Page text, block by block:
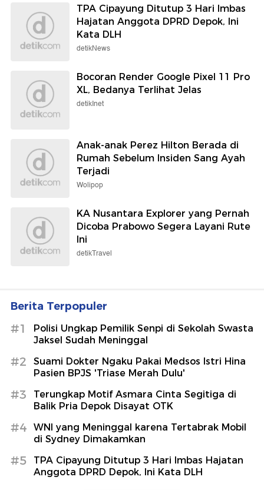
TPA Cipayung Ditutup 3 Hari Imbas
Hajatan Anggota DPRD Depok, Ini
Kata DLH
detikNews
Bocoran Render Google Pixel 11 Pro
XL, Bedanya Terlihat Jelas
detikInet
Anak-anak Perez Hilton Berada di
Rumah Sebelum Insiden Sang Ayah
Terjadi
Wolipop
KA Nusantara Explorer yang Pernah
Dicoba Prabowo Segera Layani Rute
Ini
detikTravel
Berita Terpopuler
#1
Polisi Ungkap Pemilik Senpi di Sekolah Swasta
Jaksel Sudah Meninggal
#2
Suami Dokter Ngaku Pakai Medsos Istri Hina
Pasien BPJS 'Triase Merah Dulu'
#3
Terungkap Motif Asmara Cinta Segitiga di
Balik Pria Depok Disayat OTK
#4
WNI yang Meninggal karena Tertabrak Mobil
di Sydney Dimakamkan
#5
TPA Cipayung Ditutup 3 Hari Imbas Hajatan
Anggota DPRD Depok, Ini Kata DLH